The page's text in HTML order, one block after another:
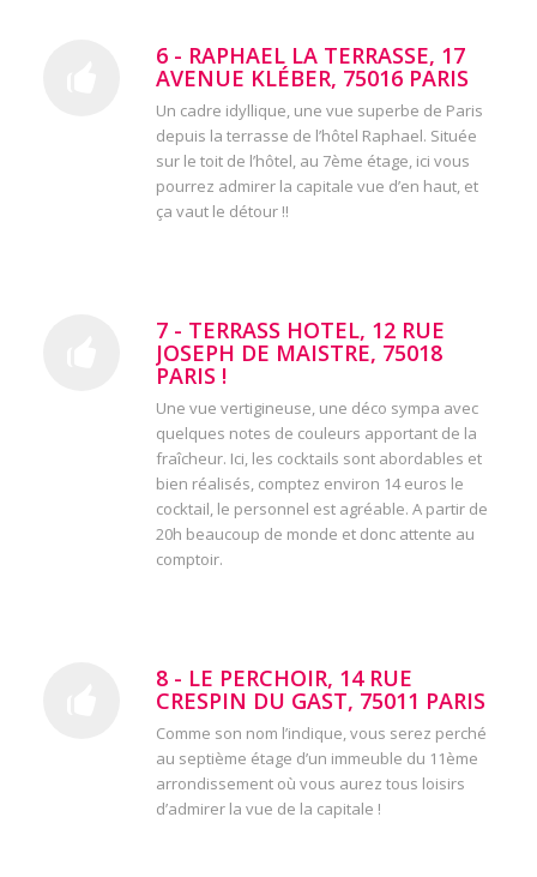
6 - RAPHAEL LA TERRASSE, 17
AVENUE KLÉBER, 75016 PARIS ‎
Un cadre idyllique, une vue superbe de Paris
depuis la terrasse de l’hôtel Raphael. Située
sur le toit de l’hôtel, au 7ème étage, ici vous
pourrez admirer la capitale vue d’en haut, et
ça vaut le détour !!
7 - TERRASS HOTEL, 12 RUE
JOSEPH DE MAISTRE, 75018
PARIS !
Une vue vertigineuse, une déco sympa avec
quelques notes de couleurs apportant de la
fraîcheur. Ici, les cocktails sont abordables et
bien réalisés, comptez environ 14 euros le
cocktail, le personnel est agréable. A partir de
20h beaucoup de monde et donc attente au
comptoir.
8 - LE PERCHOIR, 14 RUE
CRESPIN DU GAST, 75011 PARIS
Comme son nom l’indique, vous serez perché
au septième étage d’un immeuble du 11ème
arrondissement où vous aurez tous loisirs
d’admirer la vue de la capitale !